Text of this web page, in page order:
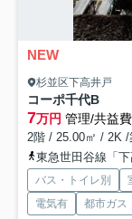
NEW
杉並区下高井戸
コーポ千代B
7万円 管理/共益
2階 / 25.00㎡ / 2K /
東急世田谷線「
バス・トイレ別
電気有
都市ガス